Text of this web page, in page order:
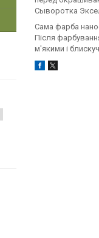
Сыворотка
Сама фарба
Після
м'якими і